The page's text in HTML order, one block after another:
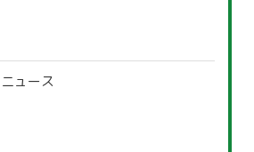
ニュース